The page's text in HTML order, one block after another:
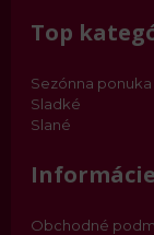
Top
Sezónna ponuka
Sladké
Slané
Informácie
Obchodné